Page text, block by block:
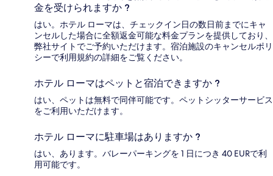
金を受けられますか ?
はい。ホテル ローマは、チェックイン日の数日前までにキャ
ンセルした場合に全額返金可能な料金プランを提供しており、
弊社サイトでご予約いただけます。宿泊施設のキャンセルポリ
シーで利用規約の詳細をご覧ください。
ホテル ローマはペットと宿泊できますか ?
はい、ペットは無料で同伴可能です。ペットシッターサービス
をご利用いただけます。
ホテル ローマに駐車場はありますか ?
はい、あります。バレーパーキングを 1 日につき 40 EURで利
用可能です。